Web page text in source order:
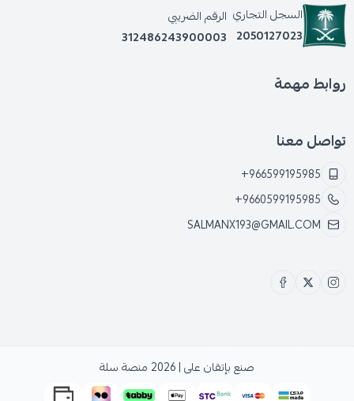
السجل التجاري
2050127023
الرقم الضريبي
312486243900003
روابط مهمة
تواصل معنا
+966599195985
+9660599195985
SALMANX193@GMAIL.COM
صنع بإتقان على | 2026 منصة سلة